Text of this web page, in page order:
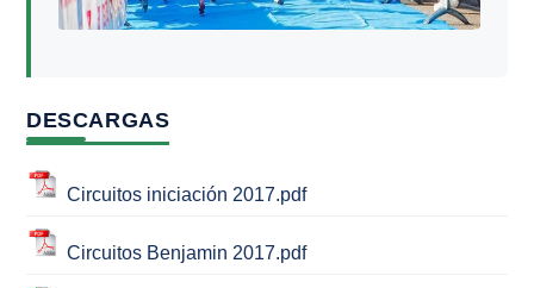
DESCARGAS
Circuitos iniciación 2017.pdf
Circuitos Benjamin 2017.pdf